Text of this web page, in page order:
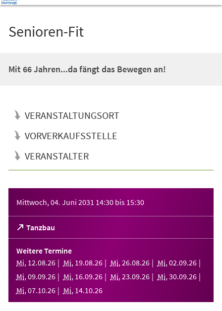
Senioren-Fit
Mit 66 Jahren...da fängt das Bewegen an!
VERANSTALTUNGSORT
VORVERKAUFSSTELLE
VERANSTALTER
Mittwoch, 04. Juni 2031 14:30 bis 15:30
Tanzbau
(Öffnet
in
einem
neuen
Tab)
Weitere Termine
Mi, 12.08.26 Mi, 19.08.26 Mi, 26.08.26 Mi, 02.09.26
Mi, 09.09.26 Mi, 16.09.26 Mi, 23.09.26 Mi, 30.09.26
Mi, 07.10.26 Mi, 14.10.26